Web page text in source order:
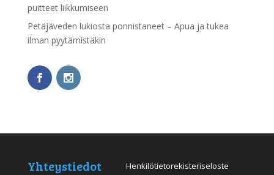
puitteet liikkumiseen
Petäjäveden lukiosta ponnistaneet – Apua ja tukea
ilman pyytämistäkin
Yhteystiedot Henkilötietorekisteriseloste